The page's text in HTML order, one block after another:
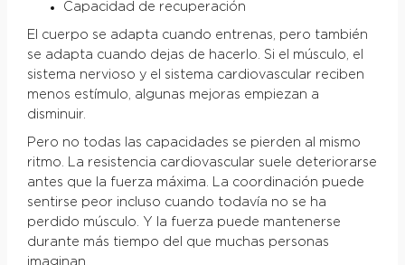
Capacidad de recuperación
El cuerpo se adapta cuando entrenas, pero también
se adapta cuando dejas de hacerlo. Si el músculo, el
sistema nervioso y el sistema cardiovascular reciben
menos estímulo, algunas mejoras empiezan a
disminuir.
Pero no todas las capacidades se pierden al mismo
ritmo. La resistencia cardiovascular suele deteriorarse
antes que la fuerza máxima. La coordinación puede
sentirse peor incluso cuando todavía no se ha
perdido músculo. Y la fuerza puede mantenerse
durante más tiempo del que muchas personas